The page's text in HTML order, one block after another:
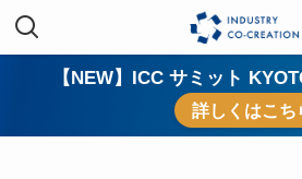
【NEW】ICC サミット
詳しくはこち